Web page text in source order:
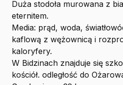
Duża stodoła murowana z
eternitem.
Media: prąd, woda,
kaflową z wężownicą i
kaloryfery.
W Bidzinach znajduje się
kościół. odległość do